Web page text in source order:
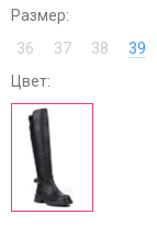
Размер:
36
37 38 39
Цвет: